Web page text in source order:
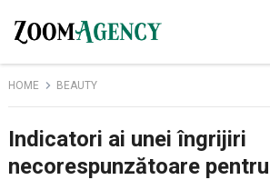
HOME BEAUTY
Indicatori ai unei îngrijiri
necorespunzătoare